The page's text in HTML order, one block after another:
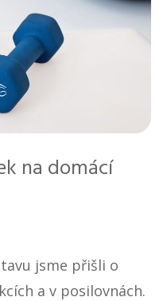
na domácí
jsme přišli o
a v posilovnách.